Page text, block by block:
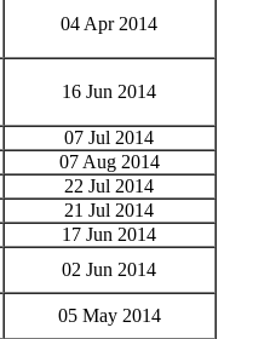
04 Apr 2014
16 Jun 2014
07 Jul 2014
07 Aug 2014
22 Jul 2014
21 Jul 2014
17 Jun 2014
02 Jun 2014
05 May 2014